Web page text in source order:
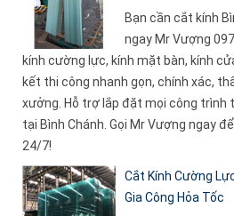
Bạn cần cắt kính
ngay Mr Vượng
kính cường lực, kính mặt bàn, kính
kết thi công nhanh gọn, chính xác,
xưởng. Hỗ trợ lắp đặt mọi công trình
tại Bình Chánh. Gọi Mr Vượng ngay
24/7!
Cắt Kính Cường
Gia Công Hỏa Tốc